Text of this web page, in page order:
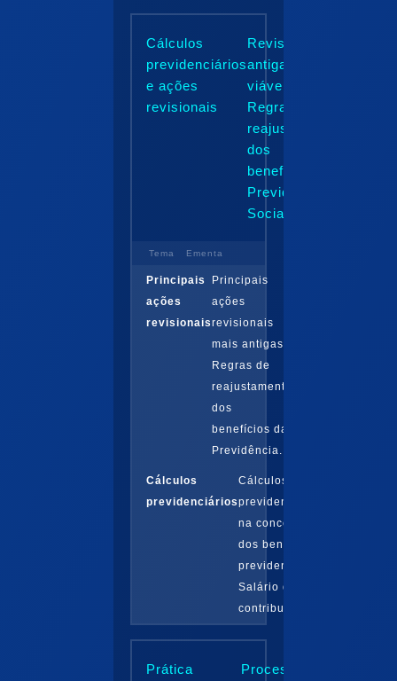
Cálculos
previdenciários
e ações
revisionais
Revisionais
antigas ainda
viáveis.
Regras de
reajustamento
dos
benefícios da
Previdência
Social...
Tema Ementa
Principais
ações
revisionais
Principais
ações
revisionais
mais antigas:
Regras de
reajustamento
dos
benefícios da
Previdência...
Cálculos
previdenciários
Cálculos
previdenciários
na concessão
dos benefícios
previdenciários.
Salário de
contribuição...
Prática
Processo